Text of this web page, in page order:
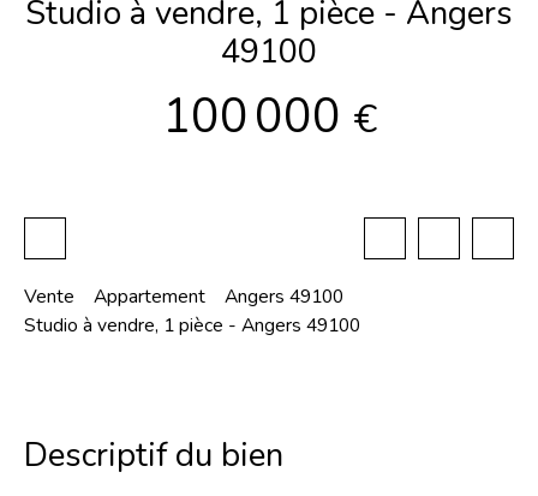
Studio à vendre, 1 pièce - Angers
49100
100 000 €
Vente Appartement
Angers 49100
Studio à vendre, 1 pièce - Angers 49100
Descriptif du bien